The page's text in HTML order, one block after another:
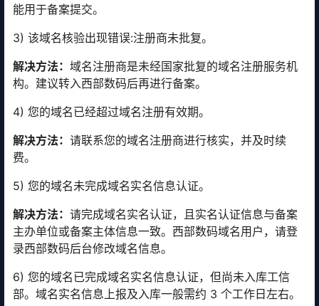
能用于备案提交。
3) 该域名核验出现错误:注册商未批复。
解决方法： 域名注册商是未经国家批复的域名注册服务机
构。建议转入西部数码后再进行备案。
4) 您的域名已经超过域名注册有效期。
解决方法： 请联系您的域名注册商进行核实，并及时续
费。
5) 您的域名未完成域名实名信息认证。
解决方法： 请完成域名实名认证，且实名认证信息与备案
主办单位或备案主体信息一致。西部数码域名用户，请登
录西部数码后台修改域名信息。
6) 您的域名已完成域名实名信息认证，但尚未入库工信
部。域名实名信息上报及入库一般需约 3 个工作日左右。